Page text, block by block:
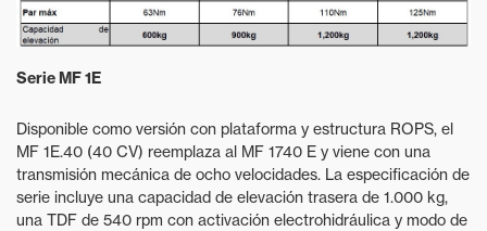
Serie MF 1E
Disponible como versión con plataforma y estructura ROPS, el
MF 1E.40 (40 CV) reemplaza al MF 1740 E y viene con una
transmisión mecánica de ocho velocidades. La especificación de
serie incluye una capacidad de elevación trasera de 1.000 kg,
una TDF de 540 rpm con activación electrohidráulica y modo de